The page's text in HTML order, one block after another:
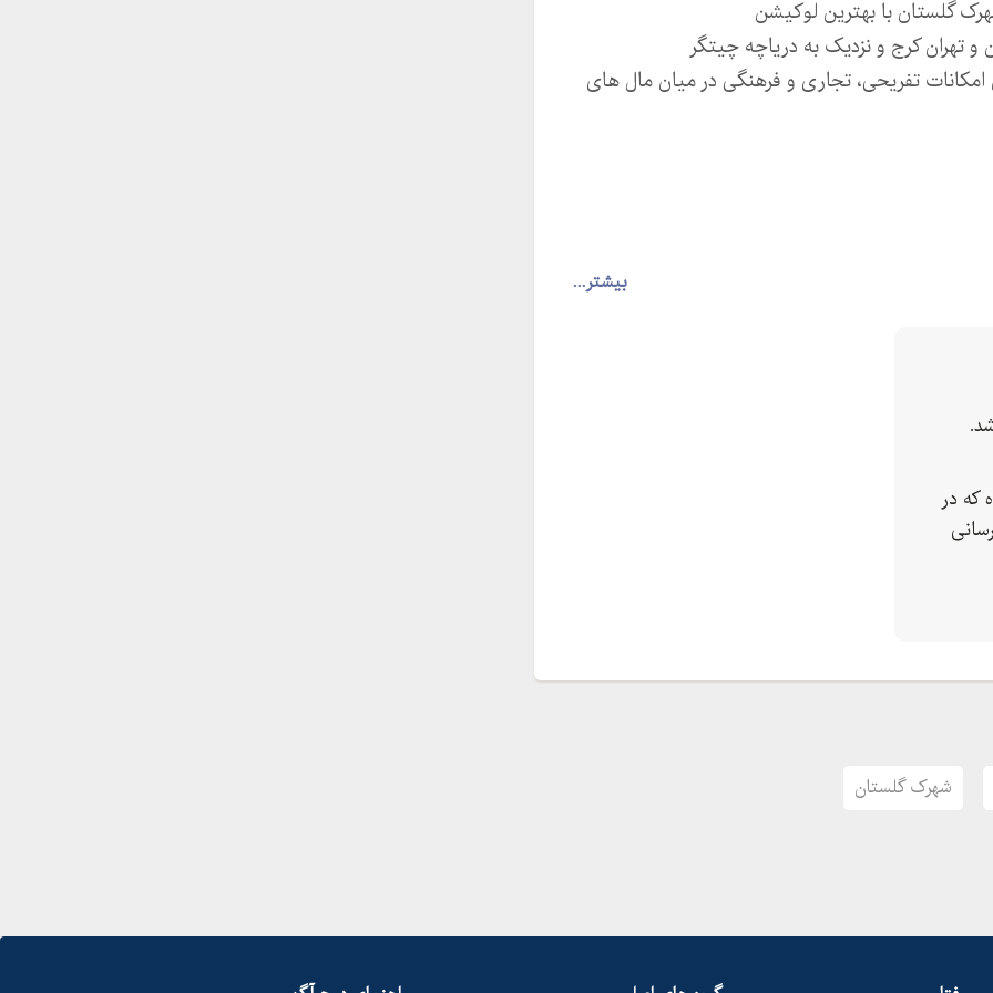
بیشتر...
گلستان با بهترین لوکیشن
تهران کرج و نزدیک به دریاچه چیتگر
امکانات تفریحی، تجاری و فرهنگی در میان مال های
که در
شهرک گلستان